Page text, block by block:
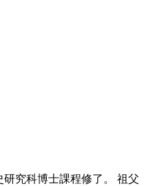
研究科博士課程修了。 祖父